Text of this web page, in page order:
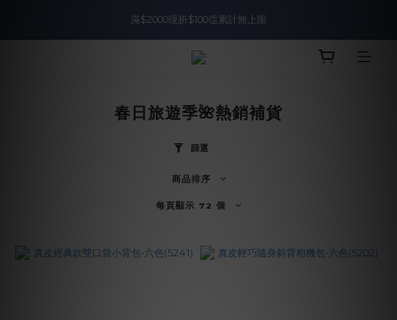
入會即領$888購物金🙌
滿$2000現折$100👏累計無上限
入會即領$888購物金🙌
春日旅遊季🌺熱銷補貨
篩選
商品排序
每頁顯示 72 個